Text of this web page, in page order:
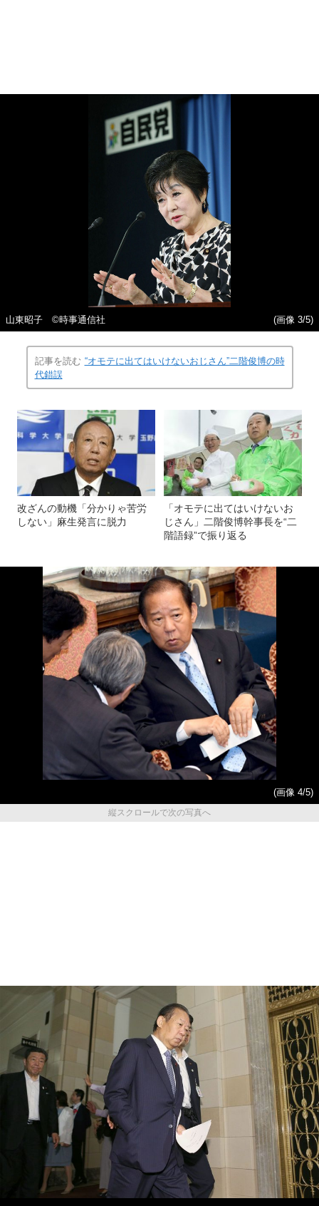
山東昭子 ©時事通信社 (画像 3/5)
記事を読む “オモテに出てはいけないおじさん”二階俊博の時
代錯誤
改ざんの動機「分かりゃ苦労
しない」麻生発言に脱力
「オモテに出てはいけないお
じさん」二階俊博幹事長を“二
階語録”で振り返る
(画像 4/5)
縦スクロールで次の写真へ